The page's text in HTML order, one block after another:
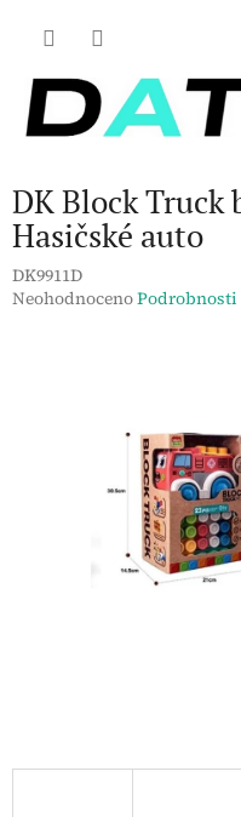
DK Block Truck
Hasičské auto
DK9911D
Průměrné
Neohodnoceno